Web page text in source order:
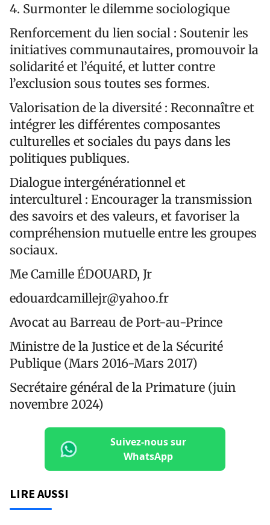
4.⁠ ⁠Surmonter le dilemme sociologique
Renforcement du lien social : Soutenir les
initiatives communautaires, promouvoir la
solidarité et l’équité, et lutter contre
l’exclusion sous toutes ses formes.
Valorisation de la diversité : Reconnaître et
intégrer les différentes composantes
culturelles et sociales du pays dans les
politiques publiques.
Dialogue intergénérationnel et
interculturel : Encourager la transmission
des savoirs et des valeurs, et favoriser la
compréhension mutuelle entre les groupes
sociaux.
Me Camille ÉDOUARD, Jr
edouardcamillejr@yahoo.fr
Avocat au Barreau de Port-au-Prince
Ministre de la Justice et de la Sécurité
Publique (Mars 2016-Mars 2017)
Secrétaire général de la Primature (juin
novembre 2024)
Suivez-nous sur
WhatsApp
LIRE AUSSI